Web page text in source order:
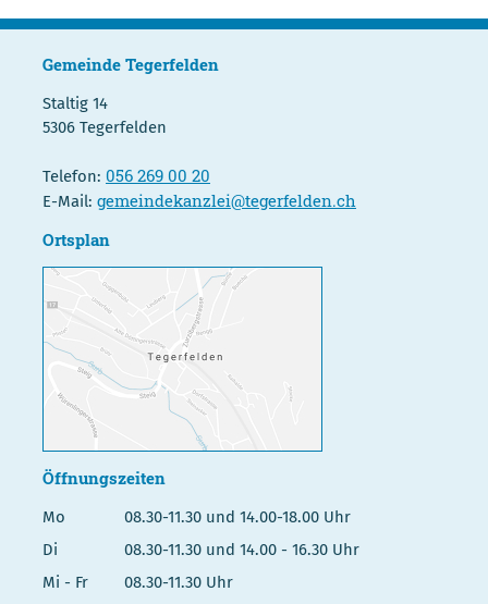
Gemeinde Tegerfelden
Staltig 14
5306 Tegerfelden
Telefon: 056 269 00 20
E-Mail: gemeindekanzlei@tegerfelden.ch
Ortsplan
Öffnungszeiten
Mo
08.30-11.30 und 14.00-18.00 Uhr
Di
08.30-11.30 und 14.00 - 16.30 Uhr
Mi - Fr
08.30-11.30 Uhr